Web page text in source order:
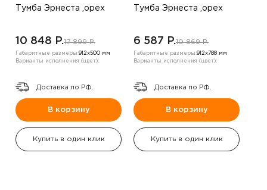
Тумба Эрнеста ,орех
10 848 P.17 899 P.
Габаритные размеры:912х500 мм
Варианты исполнения (цвет):
Доставка по РФ.
В корзину
Купить в один клик
Тумба Эрнеста ,орех
6 587 P.10 869 P.
Габаритные размеры:912х788 мм
Варианты исполнения (цвет):
Доставка по РФ.
В корзину
Купить в один клик